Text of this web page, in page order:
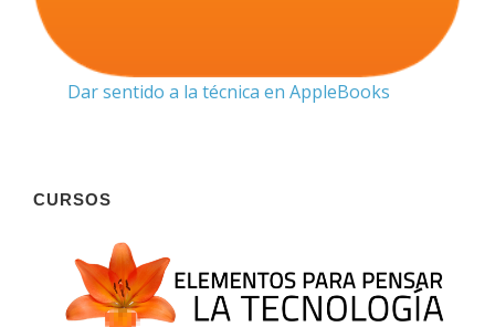
Dar sentido a la técnica en AppleBooks
CURSOS